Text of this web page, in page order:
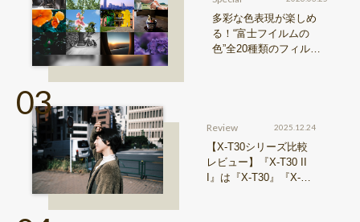
多彩な色表現が楽しめ
る！“富士フイルムの
色”全20種類のフィルム
Review 2025.12.24
【X-T30シリーズ比較
レビュー】『X-T30 II
I』は『X-T30』『X-T3